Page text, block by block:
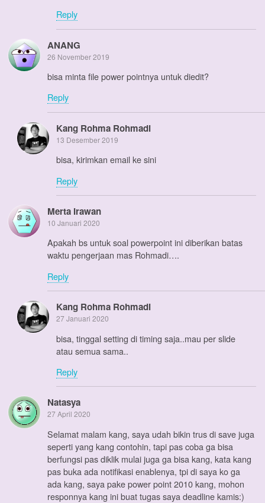
Reply
ANANG
26 November 2019
bisa minta file power pointnya untuk diedit?
Reply
Kang Rohma Rohmadi
13 Desember 2019
bisa, kirimkan email ke sini
Reply
Merta Irawan
10 Januari 2020
Apakah bs untuk soal powerpoint ini diberikan batas
waktu pengerjaan mas Rohmadi….
Reply
Kang Rohma Rohmadi
27 Januari 2020
bisa, tinggal setting di timing saja..mau per slide
atau semua sama..
Reply
Natasya
27 April 2020
Selamat malam kang, saya udah bikin trus di save juga
seperti yang kang contohin, tapi pas coba ga bisa
berfungsi pas diklik mulai juga ga bisa kang, kata kang
pas buka ada notifikasi enablenya, tpi di saya ko ga
ada kang, saya pake power point 2010 kang, mohon
responnya kang ini buat tugas saya deadline kamis:)